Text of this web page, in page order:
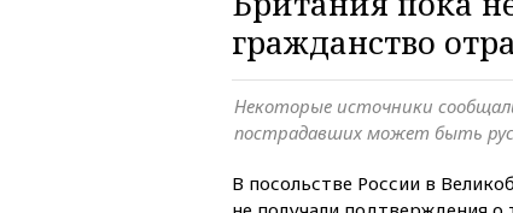
гражданство
Некоторые источники
пострадавших может быть
В посольстве России в